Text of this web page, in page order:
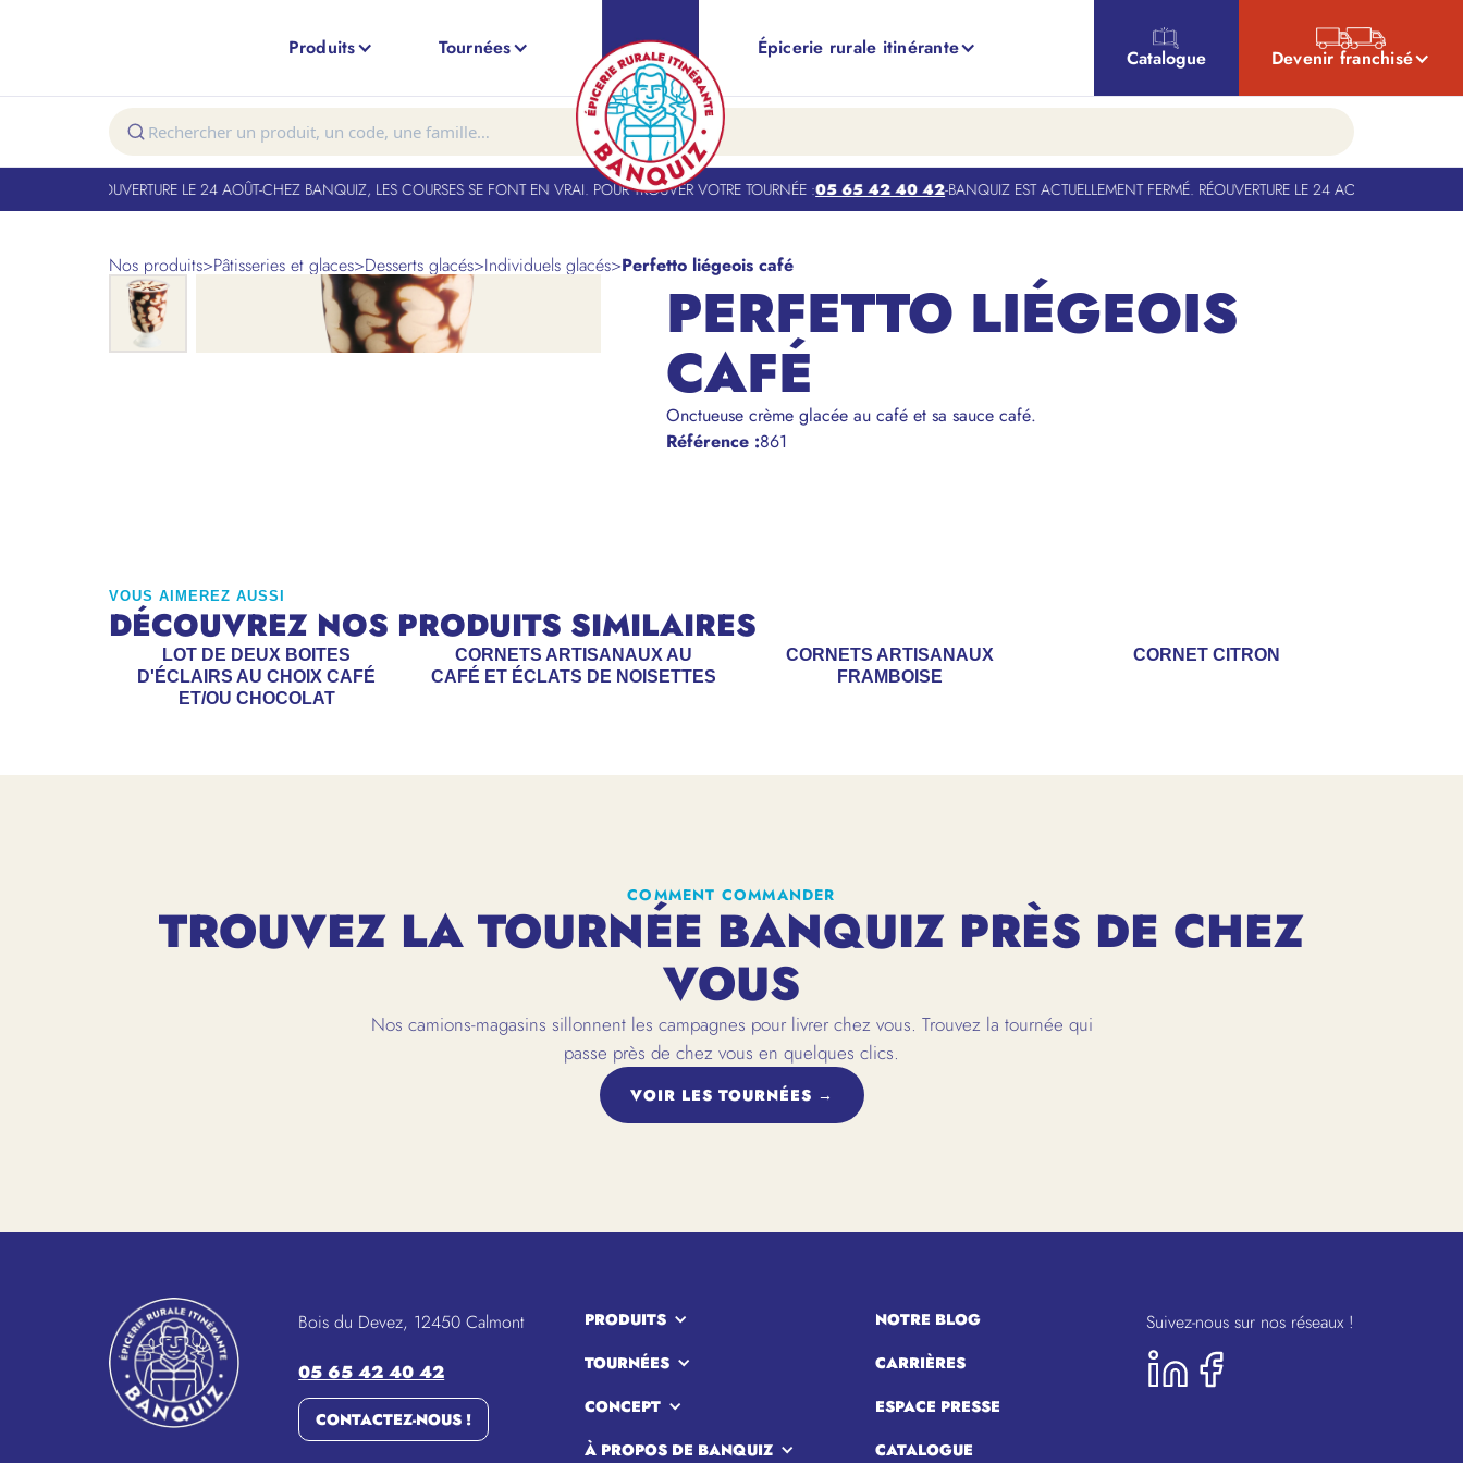
Produits Tournées Épicerie rurale itinérante Catalogue Devenir franchisé
FERMÉ. RÉOUVERTURE LE 24 AOÛT-CHEZ BANQUIZ, LES COURSES SE FONT EN VRAI. POUR TROUVER VOTRE TOURNÉE :05 65 42 40 42-BANQUIZ EST ACTUELLEMENT FERMÉ. RÉOUVERTURE LE 24 AOÛT-
Nos produits>Pâtisseries et glaces>Desserts glacés>Individuels glacés>Perfetto liégeois café
PERFETTO LIÉGEOIS
CAFÉ
Onctueuse crème glacée au café et sa sauce café.
Référence :861
VOUS AIMEREZ AUSSI
DÉCOUVREZ NOS PRODUITS SIMILAIRES
LOT DE DEUX BOITES
D'ÉCLAIRS AU CHOIX CAFÉ
ET/OU CHOCOLAT
CORNETS ARTISANAUX
FRAMBOISE
CORNET CITRON
CORNETS ARTISANAUX AU
CAFÉ ET ÉCLATS DE NOISETTES
COMMENT COMMANDER
TROUVEZ LA TOURNÉE BANQUIZ PRÈS DE CHEZ
VOUS
Nos camions-magasins sillonnent les campagnes pour livrer chez vous. Trouvez la tournée qui
passe près de chez vous en quelques clics.
VOIR LES TOURNÉES →
Bois du Devez, 12450 Calmont
05 65 42 40 42
CONTACTEZ-NOUS !
PRODUITS
TOURNÉES
CONCEPT
À PROPOS DE BANQUIZ
NOTRE BLOG
CARRIÈRES
ESPACE PRESSE
CATALOGUE
Suivez-nous sur nos réseaux !